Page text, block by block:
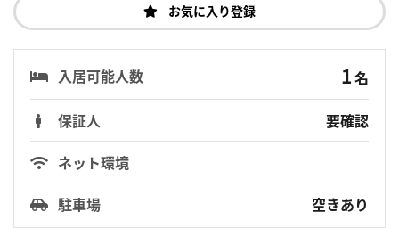
お気に入り登録
入居可能人数 1名
保証人
要確認
ネット環境
駐車場
空きあり